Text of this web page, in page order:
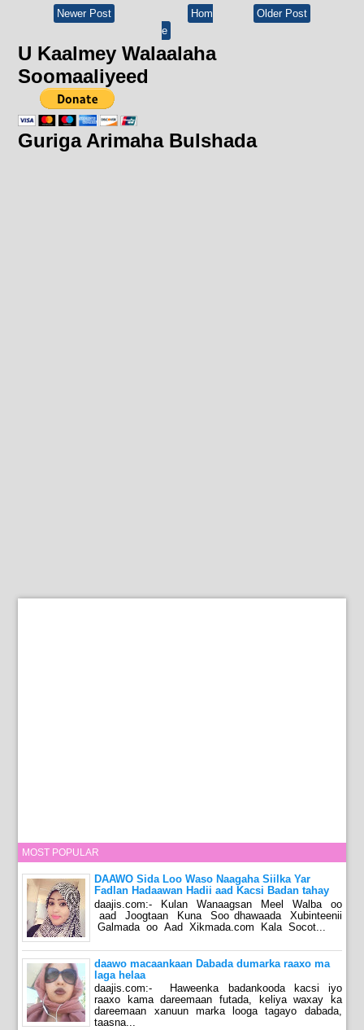
Newer Post Older Post
Hom
e
U Kaalmey Walaalaha
Soomaaliyeed
Guriga Arimaha Bulshada
MOST POPULAR
DAAWO Sida Loo Waso Naagaha Siilka Yar
Fadlan Hadaawan Hadii aad Kacsi Badan tahay
daajis.com:- Kulan Wanaagsan Meel Walba oo
aad Joogtaan Kuna Soo dhawaada Xubinteenii
Galmada oo Aad Xikmada.com Kala Socot...
daawo macaankaan Dabada dumarka raaxo ma
laga helaa
daajis.com:- Haweenka badankooda kacsi iyo
raaxo kama dareemaan futada, keliya waxay ka
dareemaan xanuun marka looga tagayo dabada,
taasna...